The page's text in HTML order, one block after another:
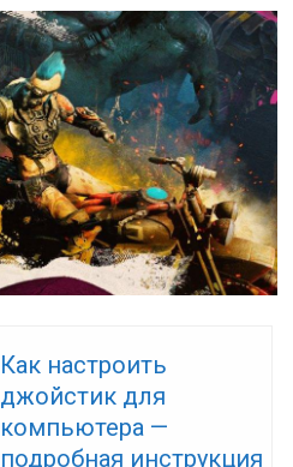
Как настроить
джойстик для
компьютера —
подробная инструкция